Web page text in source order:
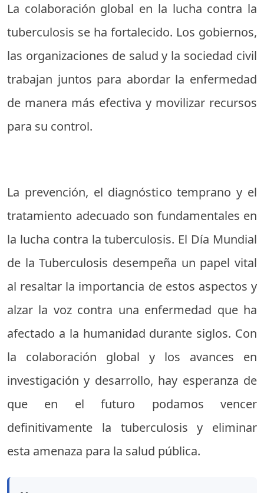
La colaboración global en la lucha contra la
tuberculosis se ha fortalecido. Los gobiernos,
las organizaciones de salud y la sociedad civil
trabajan juntos para abordar la enfermedad
de manera más efectiva y movilizar recursos
para su control.
La prevención, el diagnóstico temprano y el
tratamiento adecuado son fundamentales en
la lucha contra la tuberculosis. El Día Mundial
de la Tuberculosis desempeña un papel vital
al resaltar la importancia de estos aspectos y
alzar la voz contra una enfermedad que ha
afectado a la humanidad durante siglos. Con
la colaboración global y los avances en
investigación y desarrollo, hay esperanza de
que en el futuro podamos vencer
definitivamente la tuberculosis y eliminar
esta amenaza para la salud pública.